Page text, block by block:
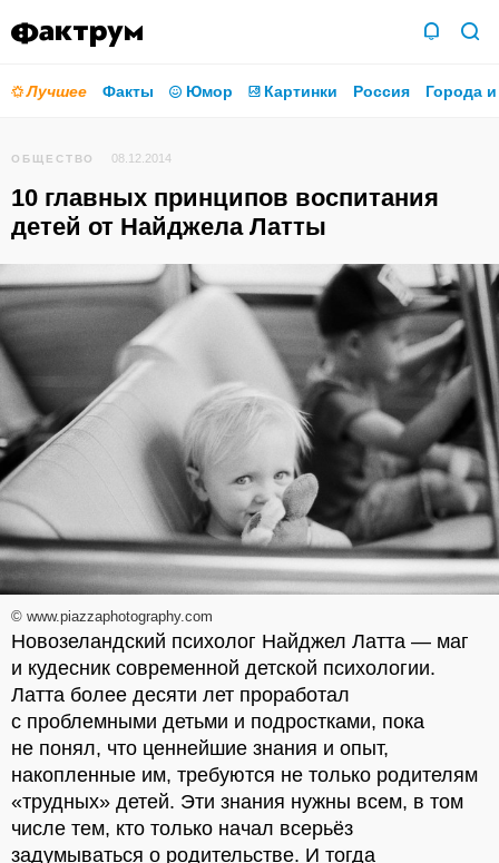
Лучшее Факты Юмор Картинки Россия Города
ОБЩЕСТВО 08.12.2014
10 главных принципов воспитания
детей от Найджела Латты
© www.piazzaphotography.com
Новозеландский психолог Найджел Латта — маг
и кудесник современной детской психологии.
Латта более десяти лет проработал
с проблемными детьми и подростками, пока
не понял, что ценнейшие знания и опыт,
накопленные им, требуются не только родителям
«трудных» детей. Эти знания нужны всем, в том
числе тем, кто только начал всерьёз
задумываться о родительстве. И тогда